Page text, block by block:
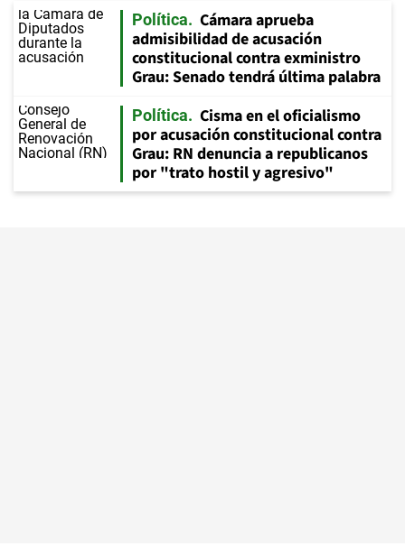
Política
Cámara aprueba
admisibilidad de acusación
constitucional contra exministro
Grau: Senado tendrá última palabra
Política
Cisma en el oficialismo
por acusación constitucional contra
Grau: RN denuncia a republicanos
por "trato hostil y agresivo"